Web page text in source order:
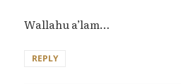
Wallahu a’lam…
REPLY